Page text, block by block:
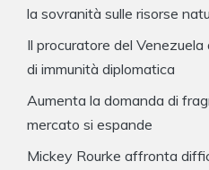
la sovranità sulle risorse
Il procuratore del
di immunità diplomatica
Aumenta la domanda di
mercato si espande
Mickey Rourke affronta